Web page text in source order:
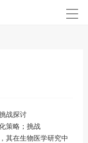
战探讨
策略；挑战
其在生物医学研究中